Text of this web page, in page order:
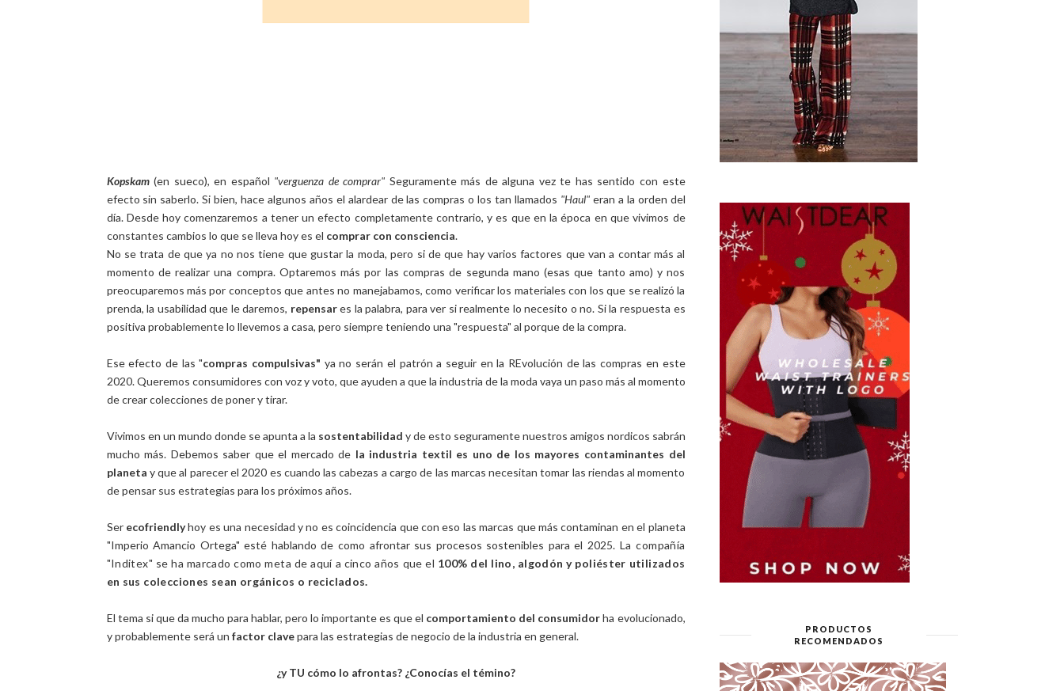
Kopskam(en sueco), en español "verguenza de comprar" Seguramente más de alguna vez te has sentido con este
efecto sin saberlo. Si bien, hace algunos años el alardear de las compras o los tan llamados "Haul"eran a la orden del
día. Desde hoy comenzaremos a tener un efecto completamente contrario, y es que en la época en que vivimos de
constantes cambios lo que se lleva hoy es el comprar con consciencia.
No se trata de que ya no nos tiene que gustar la moda, pero si de que hay varios factores que van a contar más al
momento de realizar una compra. Optaremos más por las compras de segunda mano (esas que tanto amo) y nos
preocuparemos más por conceptos que antes no manejabamos, como verificar los materiales con los que se realizó la
prenda, la usabilidad que le daremos, repensares la palabra, para ver si realmente lo necesito o no. Si la respuesta es
positiva probablemente lo llevemos a casa, pero siempre teniendo una "respuesta" al porque de la compra.
Ese efecto de las "compras compulsivas" ya no serán el patrón a seguir en la REvolución de las compras en este
2020. Queremos consumidores con voz y voto, que ayuden a que la industria de la moda vaya un paso más al momento
de crear colecciones de poner y tirar.
Vivimos en un mundo donde se apunta a la sostentabilidad y de esto seguramente nuestros amigos nordicos sabrán
mucho más. Debemos saber que el mercado de la industria textil es uno de los mayores contaminantes del
planeta y que al parecer el 2020 es cuando las cabezas a cargo de las marcas necesitan tomar las riendas al momento
de pensar sus estrategias para los próximos años.
Ser ecofriendlyhoy es una necesidad y no es coincidencia que con eso las marcas que más contaminan en el planeta
"Imperio Amancio Ortega" esté hablando de como afrontar sus procesos sostenibles para el 2025. La compañía
"Inditex" se ha marcado como meta de aquí a cinco años que el 100% del lino, algodón y poliéster utilizados
en sus colecciones sean orgánicos o reciclados.
El tema si que da mucho para hablar, pero lo importante es que el comportamiento del consumidorha evolucionado,
y probablemente será un factor clavepara las estrategias de negocio de la industria en general.
¿y TU cómo lo afrontas? ¿Conocías el témino?
PRODUCTOS
RECOMENDADOS